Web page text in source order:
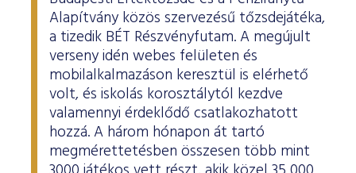
Alapítvány közös szervezésű tőzsdejátéka,
a tizedik BÉT Részvényfutam. A megújult
verseny idén webes felületen és
mobilalkalmazáson keresztül is elérhető
volt, és iskolás korosztálytól kezdve
valamennyi érdeklődő csatlakozhatott
hozzá. A három hónapon át tartó
megmérettetésben összesen több mint